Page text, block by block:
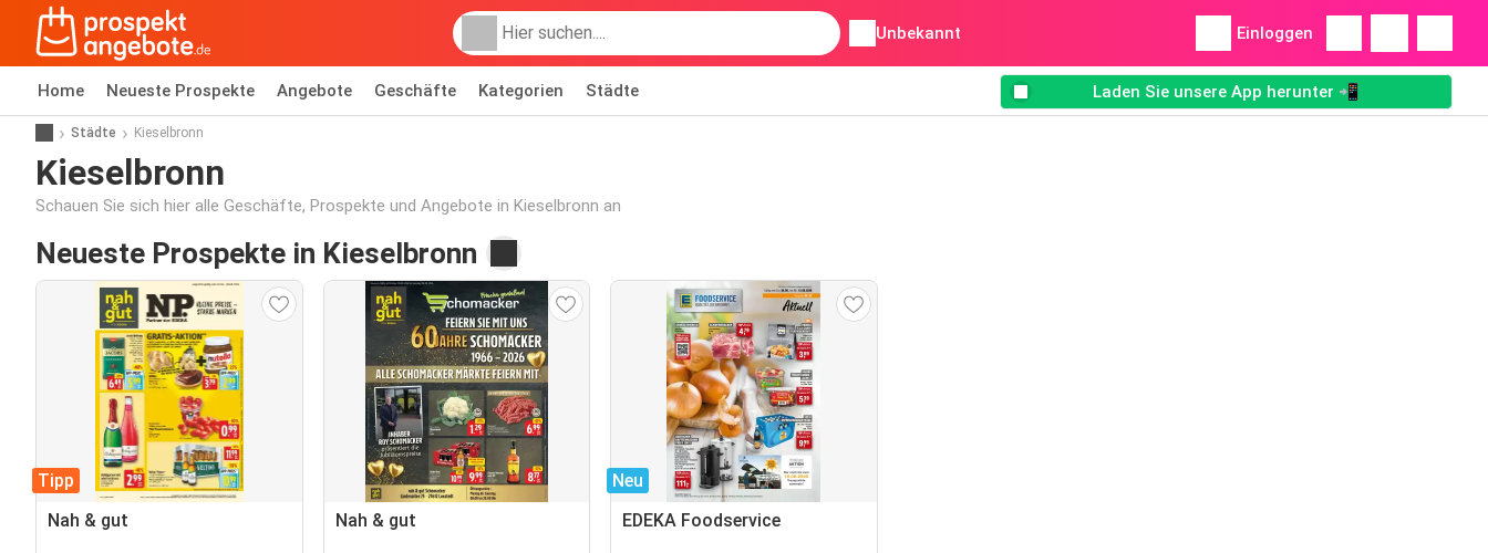
Unbekannt Einloggen
Home Neueste Prospekte Angebote Geschäfte Kategorien Städte Laden Sie unsere App herunter 📲
Städte Kieselbronn
Kieselbronn
Schauen Sie sich hier alle Geschäfte, Prospekte und Angebote in Kieselbronn an
Neueste Prospekte in Kieselbronn
Tipp
Nah & gut
Nah & gut
Neu
EDEKA Foodservice